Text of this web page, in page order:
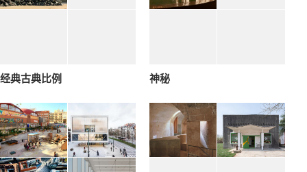
经典古典比例 神秘